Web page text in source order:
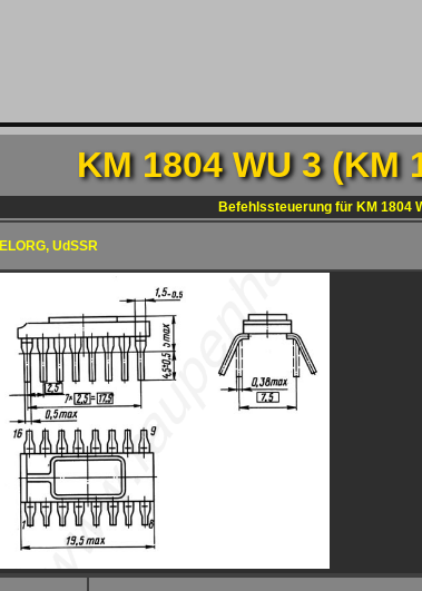
KM 1804 WU 3 (KM
Befehlssteuerung für KM 1804
ELORG, UdSSR